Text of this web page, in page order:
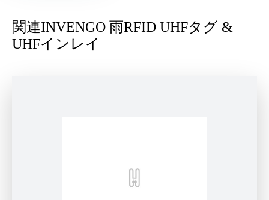
関連INVENGO 雨RFID UHFタグ &
UHFインレイ